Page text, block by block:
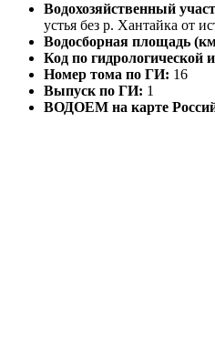
Водохозяйственный
устья без р. Хантайка от
Водосборная площадь
Код по гидрологической
Номер тома по ГИ: 16
Выпуск по ГИ: 1
ВОДОЕМ на карте